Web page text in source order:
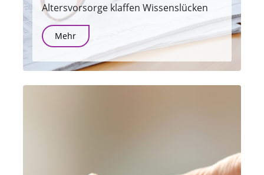
Altersvorsorge klaffen Wissenslücken
Mehr